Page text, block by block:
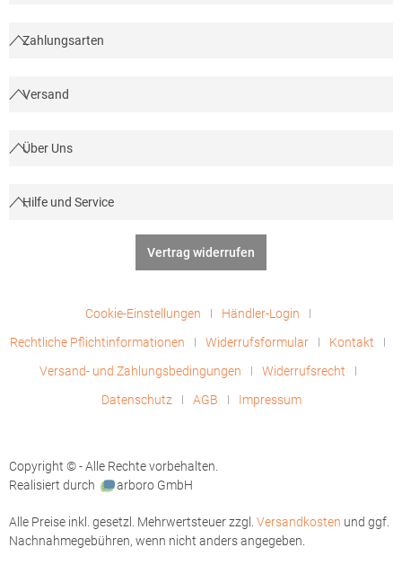
Zahlungsarten
Versand
Über Uns
Hilfe und Service
Vertrag widerrufen
Cookie-Einstellungen
Händler-Login
Rechtliche Pflichtinformationen
Widerrufsformular
Kontakt
Versand- und Zahlungsbedingungen
Widerrufsrecht
Datenschutz
AGB Impressum
Copyright © - Alle Rechte vorbehalten.
Realisiert durch
arboro GmbH
Alle Preise inkl. gesetzl. Mehrwertsteuer zzgl. Versandkosten und ggf.
Nachnahmegebühren, wenn nicht anders angegeben.